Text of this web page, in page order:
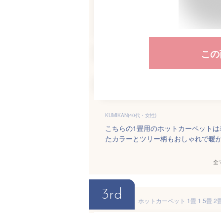
こ
KUMIKAN(40代・女性)
こちらの1畳用のホットカーペット
たカラーとツリー柄もおしゃれで暖
全
3rd